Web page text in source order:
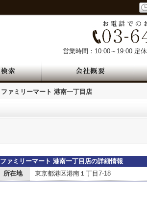
営業時間：10:00～19:00 定
ファミリーマート 港南一丁目店
ファミリーマート 港南一丁目店の詳細情報
所在地
東京都港区港南１丁目7-18